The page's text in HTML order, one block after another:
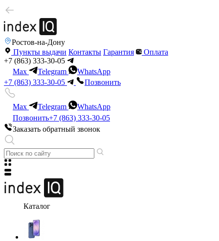
Ростов-на-Дону
Пункты выдачи Контакты Гарантия
Оплата
+7 (863) 333-30-05
Max
Telegram
WhatsApp
+7 (863) 333-30-05
Позвонить
Max Telegram
WhatsApp
Позвонить+7 (863) 333-30-05
Заказать обратный звонок
Каталог